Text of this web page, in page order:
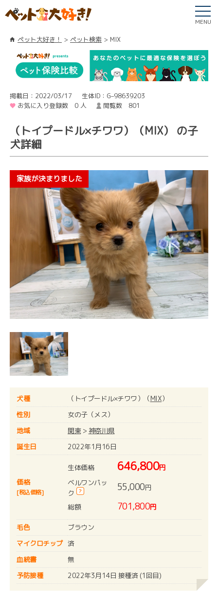
MENU
ペット大好き！ ペット検索 MIX
掲載日：2022/03/17
生体ID：G–98639203
お気に入り登録数 0 人
閲覧数 801
（トイプードル×チワワ）（MIX） の子
犬詳細
犬種 （トイプードル×チワワ）（MIX）
性別
女の子（メス）
地域
関東> 神奈川県
誕生日
2022年1月16日
価格
[税込価格]
生体価格 646,800円
ベルワンパッ
ク
? 55,000円
総額 701,800円
毛色
ブラウン
マイクロチップ 済
血統書
無
予防接種
2022年3月14日 接種済 (1回目)